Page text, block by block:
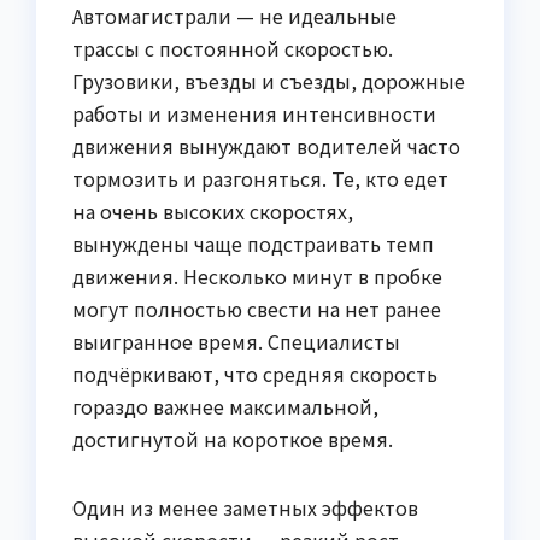
Автомагистрали — не идеальные
трассы с постоянной скоростью.
Грузовики, въезды и съезды, дорожные
работы и изменения интенсивности
движения вынуждают водителей часто
тормозить и разгоняться. Те, кто едет
на очень высоких скоростях,
вынуждены чаще подстраивать темп
движения. Несколько минут в пробке
могут полностью свести на нет ранее
выигранное время. Специалисты
подчёркивают, что средняя скорость
гораздо важнее максимальной,
достигнутой на короткое время.
Один из менее заметных эффектов